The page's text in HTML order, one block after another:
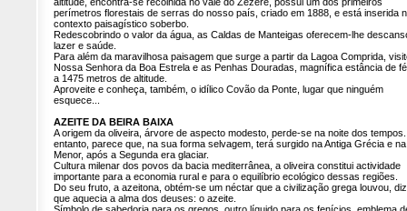
perímetros florestais de serras do nosso país, criado em 1888, e está inserida
contexto paisagístico soberbo.
Redescobrindo o valor da água, as Caldas de Manteigas oferecem-lhe
lazer e saúde.
Para além da maravilhosa paisagem que surge a partir da Lagoa Comprida,
Nossa Senhora da Boa Estrela e as Penhas Douradas, magnífica estância de
a 1475 metros de altitude.
Aproveite e conheça, também, o idílico Covão da Ponte, lugar que ninguém
esquece...
AZEITE DA BEIRA BAIXA
A origem da oliveira, árvore de aspecto modesto, perde-se na noite dos
entanto, parece que, na sua forma selvagem, terá surgido na Antiga Grécia e
Menor, após a Segunda era glaciar.
Cultura milenar dos povos da bacia mediterrânea, a oliveira constitui actividade
importante para a economia rural e para o equilíbrio ecológico dessas regiões.
Do seu fruto, a azeitona, obtém-se um néctar que a civilização grega louvou,
que aquecia a alma dos deuses: o azeite.